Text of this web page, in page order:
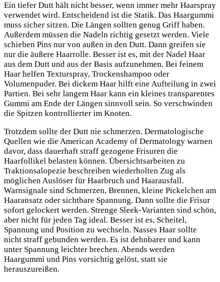
Ein tiefer Dutt hält nicht besser, wenn immer mehr Haarspray
verwendet wird. Entscheidend ist die Statik. Das Haargummi
muss sicher sitzen. Die Längen sollten genug Griff haben.
Außerdem müssen die Nadeln richtig gesetzt werden. Viele
schieben Pins nur von außen in den Dutt. Dann greifen sie
nur die äußere Haarrolle. Besser ist es, mit der Nadel Haar
aus dem Dutt und aus der Basis aufzunehmen. Bei feinem
Haar helfen Texturspray, Trockenshampoo oder
Volumenpuder. Bei dickem Haar hilft eine Aufteilung in zwei
Partien. Bei sehr langem Haar kann ein kleines transparentes
Gummi am Ende der Längen sinnvoll sein. So verschwinden
die Spitzen kontrollierter im Knoten.
Trotzdem sollte der Dutt nie schmerzen. Dermatologische
Quellen wie die American Academy of Dermatology warnen
davor, dass dauerhaft straff gezogene Frisuren die
Haarfollikel belasten können. Übersichtsarbeiten zu
Traktionsalopezie beschreiben wiederholten Zug als
möglichen Auslöser für Haarbruch und Haarausfall.
Warnsignale sind Schmerzen, Brennen, kleine Pickelchen am
Haaransatz oder sichtbare Spannung. Dann sollte die Frisur
sofort gelockert werden. Strenge Sleek-Varianten sind schön,
aber nicht für jeden Tag ideal. Besser ist es, Scheitel,
Spannung und Position zu wechseln. Nasses Haar sollte
nicht straff gebunden werden. Es ist dehnbarer und kann
unter Spannung leichter brechen. Abends werden
Haargummi und Pins vorsichtig gelöst, statt sie
herauszureißen.